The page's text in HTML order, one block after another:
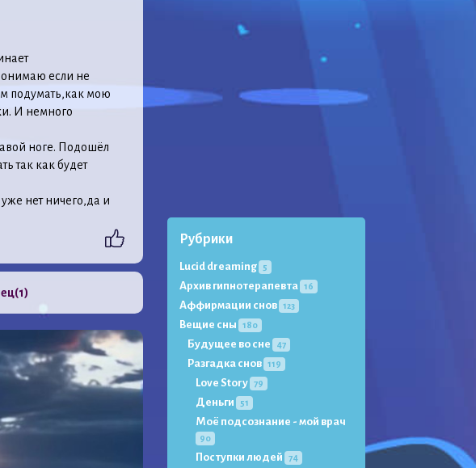
если не
подумать,как мою
И немного
ноге. Подошёл
так как будет
нет ничего,да и
(1)
Рубрики
Lucid dreaming 5
Архив гипнотерапевта 16
Аффирмации снов 123
Вещие сны 180
Будущее во сне 47
Разгадка снов 119
Love Story 79
Деньги 51
Моё подсознание - мой врач
90
Поступки людей 74